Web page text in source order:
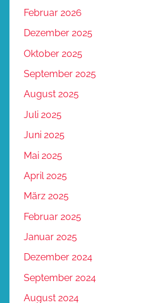
Februar 2026
Dezember 2025
Oktober 2025
September 2025
August 2025
Juli 2025
Juni 2025
Mai 2025
April 2025
März 2025
Februar 2025
Januar 2025
Dezember 2024
September 2024
August 2024